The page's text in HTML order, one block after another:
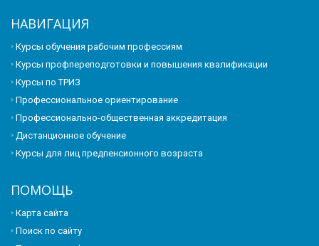
НАВИГАЦИЯ
Курсы обучения рабочим профессиям
Курсы профпереподготовки и повышения квалификации
Курсы по ТРИЗ
Профессиональное ориентирование
Профессионально-общественная аккредитация
Дистанционное обучение
Курсы для лиц предпенсионного возраста
ПОМОЩЬ
Карта сайта
Поиск по сайту